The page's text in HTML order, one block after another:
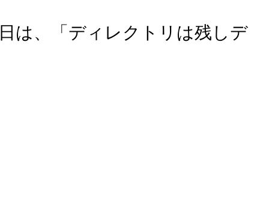
は、「ディレクトリは残しデ